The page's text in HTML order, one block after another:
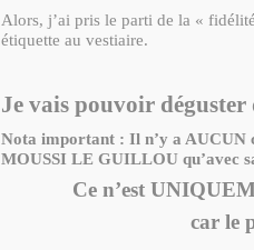
Alors, j’ai pris le parti de la «
étiquette au vestiaire.
Je vais pouvoir déguster
Nota important : Il n’y a AUCUN
MOUSSI LE GUILLOU qu’avec
Ce n’est
car le